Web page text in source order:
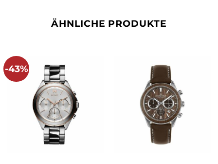
ÄHNLICHE PRODUKTE
-43%